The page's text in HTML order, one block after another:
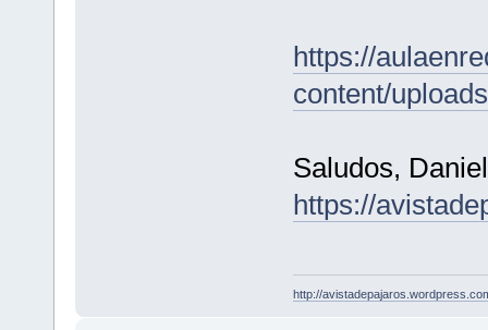
https://
content/
Saludos,
https://
http://